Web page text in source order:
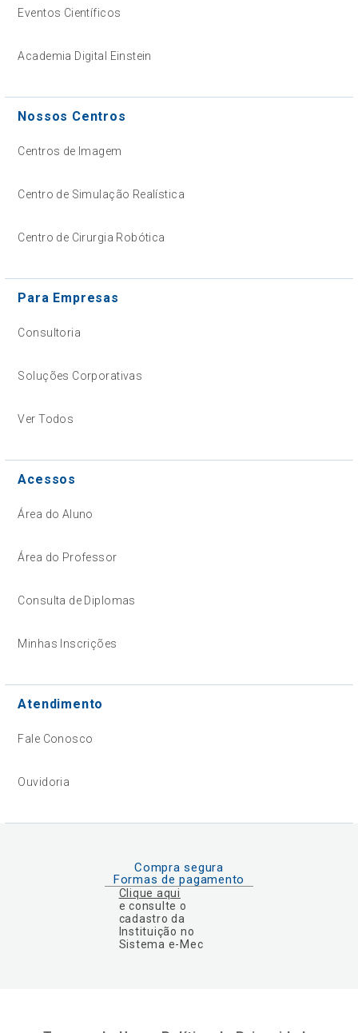
Eventos Científicos
Academia Digital Einstein
Nossos Centros
Centros de Imagem
Centro de Simulação Realística
Centro de Cirurgia Robótica
Para Empresas
Consultoria
Soluções Corporativas
Ver Todos
Acessos
Área do Aluno
Área do Professor
Consulta de Diplomas
Minhas Inscrições
Atendimento
Fale Conosco
Ouvidoria
Compra segura
Formas de pagamento
Clique aqui
e consulte o
cadastro da
Instituição no
Sistema e-Mec